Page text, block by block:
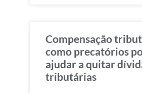
Compensação
como precatórios
ajudar a quitar
tributárias